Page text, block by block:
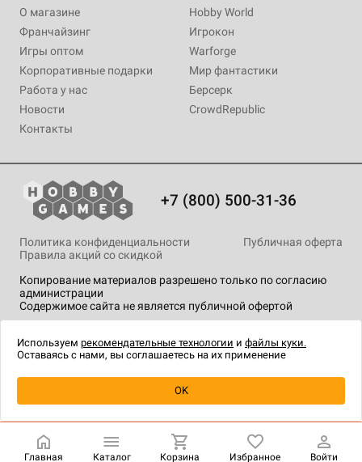
Уведомить о наличии
О магазине
Франчайзинг
Игры оптом
Корпоративные подарки
Работа у нас
Новости
Контакты
Hobby World
Игрокон
Warforge
Мир фантастики
Берсерк
CrowdRepublic
+7 (800) 500-31-36
Копирование материалов разрешено только по согласию
администрации
Содержимое сайта не является публичной офертой
Политика конфиденциальности
Публичная оферта
Правила акций со скидкой
технологии.
Главная Каталог Корзина Избранное Войти
Используем рекомендательные технологии и файлы куки.
Оставаясь с нами, вы соглашаетесь на их применение
OK